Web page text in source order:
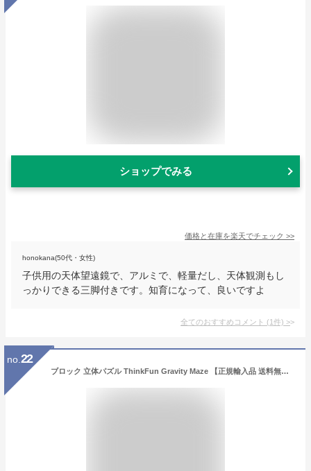
ショップでみる
価格と在庫を楽天でチェック >>
honokana(50代・女性)
子供用の天体望遠鏡で、アルミで、軽量だし、天体観測もし
っかりできる三脚付きです。知育になって、良いですよ
全てのおすすめコメント (1件) >
no. 22
ブロック 立体パズル ThinkFun Gravity Maze 【正規輸入品 送料無料】 シンクファン グラビティメイズ 知育 立体迷路 思考力 ゲーム 知育玩具 おもちゃ ボードゲーム 子供 4歳 5歳 6歳 7歳 高学年 ブロック パズル ゲーム